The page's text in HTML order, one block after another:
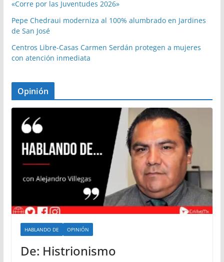
«Corre por las Juventudes 2026»
Pepe Chedraui moderniza al 100% alumbrado en Jardines
de San José
Centros Libre-Casas Carmen Serdán protegen a mujeres
con atención inmediata
Opinión
HABLANDO DE OPINIÓN
De: Histrionismo